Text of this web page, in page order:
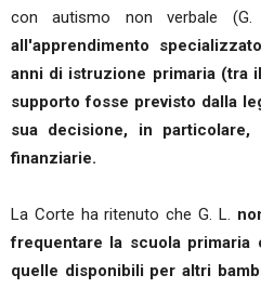
con autismo non verbale
all'apprendimento
anni di istruzione primaria (tra
supporto fosse previsto dalla
sua decisione, in
finanziarie.
La Corte ha ritenuto che G. L.
frequentare la scuola
quelle disponibili per altri